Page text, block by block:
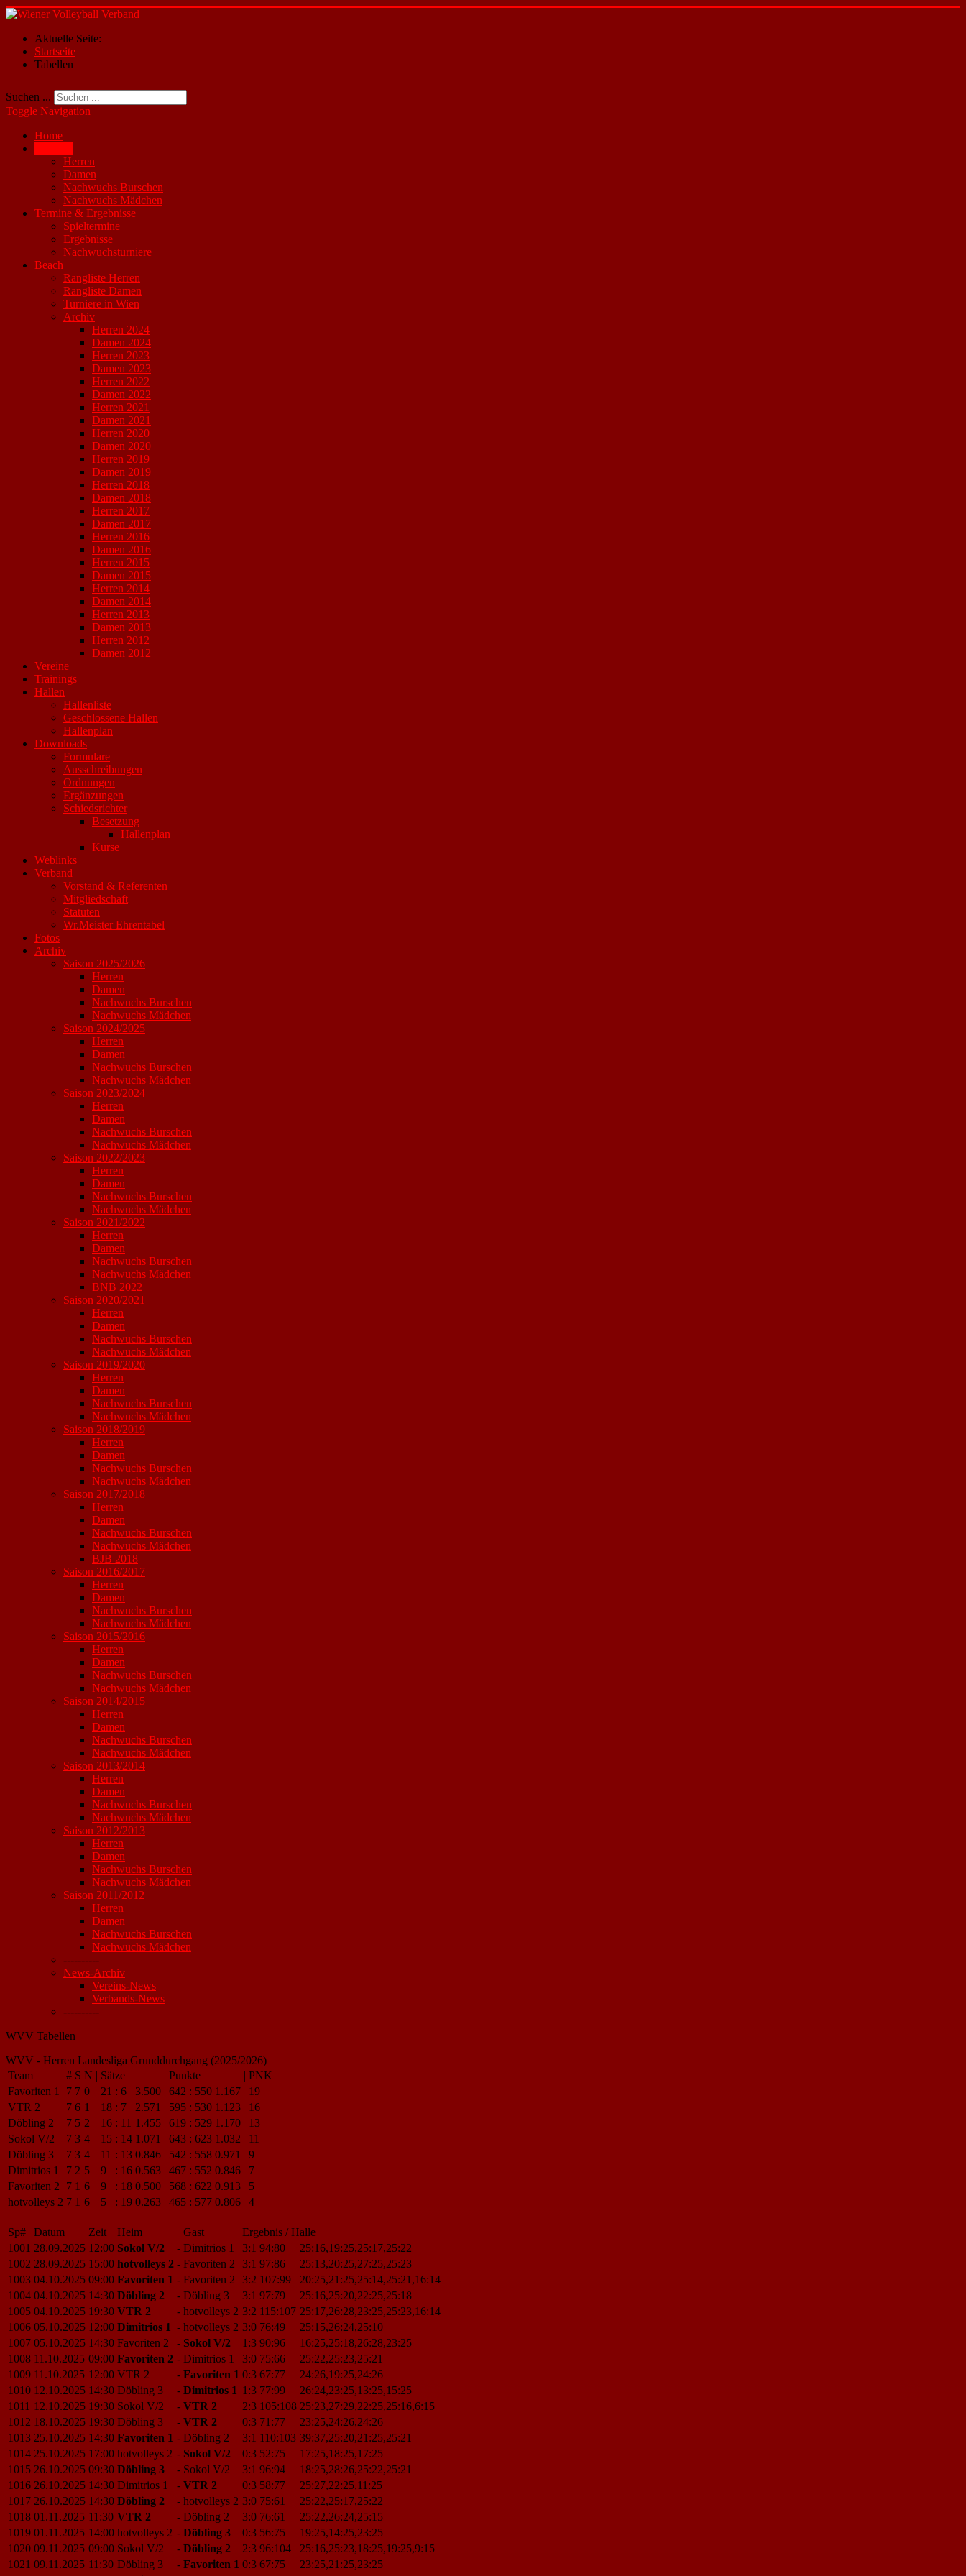
Aktuelle Seite:
Startseite
Tabellen
Suchen ...
Toggle Navigation
Home
Herren
Damen
Nachwuchs Burschen
Nachwuchs Mädchen
Termine & Ergebnisse
Spieltermine
Ergebnisse
Nachwuchsturniere
Beach
Rangliste Herren
Rangliste Damen
Turniere in Wien
Archiv
Herren 2024
Damen 2024
Herren 2023
Damen 2023
Herren 2022
Damen 2022
Herren 2021
Damen 2021
Herren 2020
Damen 2020
Herren 2019
Damen 2019
Herren 2018
Damen 2018
Herren 2017
Damen 2017
Herren 2016
Damen 2016
Herren 2015
Damen 2015
Herren 2014
Damen 2014
Herren 2013
Damen 2013
Herren 2012
Damen 2012
Vereine
Trainings
Hallen
Hallenliste
Geschlossene Hallen
Hallenplan
Downloads
Formulare
Ausschreibungen
Ordnungen
Ergänzungen
Schiedsrichter
Besetzung
Hallenplan
Kurse
Weblinks
Verband
Vorstand & Referenten
Mitgliedschaft
Statuten
Wr.Meister Ehrentabel
Fotos
Archiv
Saison 2025/2026
Herren
Damen
Nachwuchs Burschen
Nachwuchs Mädchen
Saison 2024/2025
Herren
Damen
Nachwuchs Burschen
Nachwuchs Mädchen
Saison 2023/2024
Herren
Damen
Nachwuchs Burschen
Nachwuchs Mädchen
Saison 2022/2023
Herren
Damen
Nachwuchs Burschen
Nachwuchs Mädchen
Saison 2021/2022
Herren
Damen
Nachwuchs Burschen
Nachwuchs Mädchen
BNB 2022
Saison 2020/2021
Herren
Damen
Nachwuchs Burschen
Nachwuchs Mädchen
Saison 2019/2020
Herren
Damen
Nachwuchs Burschen
Nachwuchs Mädchen
Saison 2018/2019
Herren
Damen
Nachwuchs Burschen
Nachwuchs Mädchen
Saison 2017/2018
Herren
Damen
Nachwuchs Burschen
Nachwuchs Mädchen
BJB 2018
Saison 2016/2017
Herren
Damen
Nachwuchs Burschen
Nachwuchs Mädchen
Saison 2015/2016
Herren
Damen
Nachwuchs Burschen
Nachwuchs Mädchen
Saison 2014/2015
Herren
Damen
Nachwuchs Burschen
Nachwuchs Mädchen
Saison 2013/2014
Herren
Damen
Nachwuchs Burschen
Nachwuchs Mädchen
Saison 2012/2013
Herren
Damen
Nachwuchs Burschen
Nachwuchs Mädchen
Saison 2011/2012
Herren
Damen
Nachwuchs Burschen
Nachwuchs Mädchen
----------
News-Archiv
Vereins-News
Verbands-News
----------
WVV Tabellen
WVV - Herren Landesliga Grunddurchgang (2025/2026)
Team
# S N | Sätze | Punkte | PNK
Favoriten 1
7 7 0 21 : 6 3.500 642 : 550 1.167
19
VTR 2
7 6 1 18 : 7 2.571 595 : 530 1.123
16
Döbling 2
7 5 2 16 : 11 1.455 619 : 529 1.170
13
Sokol V/2
7 3 4 15 : 14 1.071 643 : 623 1.032
11
Döbling 3
7 3 4 11 : 13 0.846 542 : 558 0.971
9
Dimitrios 1
7 2 5 9 : 16 0.563 467 : 552 0.846
7
Favoriten 2
7 1 6 9 : 18 0.500 568 : 622 0.913
5
hotvolleys 2 7 1 6 5 : 19 0.263 465 : 577 0.806 4
Sp# Datum Zeit Heim Gast
Ergebnis / Halle
1001 28.09.2025 12:00 Sokol V/2 - Dimitrios 1 3:1 94:80
25:16,19:25,25:17,25:22
1002 28.09.2025 15:00 hotvolleys 2 - Favoriten 2 3:1 97:86
25:13,20:25,27:25,25:23
1003 04.10.2025 09:00 Favoriten 1 - Favoriten 2 3:2 107:99
20:25,21:25,25:14,25:21,16:14
1004 04.10.2025 14:30 Döbling 2 - Döbling 3 3:1 97:79
25:16,25:20,22:25,25:18
1005 04.10.2025 19:30 VTR 2 - hotvolleys 2 3:2 115:107 25:17,26:28,23:25,25:23,16:14
1006 05.10.2025 12:00 Dimitrios 1 - hotvolleys 2 3:0 76:49
25:15,26:24,25:10
1007 05.10.2025 14:30 Favoriten 2 - Sokol V/2 1:3 90:96
16:25,25:18,26:28,23:25
1008 11.10.2025 09:00 Favoriten 2 - Dimitrios 1 3:0 75:66
25:22,25:23,25:21
1009 11.10.2025 12:00 VTR 2 - Favoriten 1 0:3 67:77
24:26,19:25,24:26
1010 12.10.2025 14:30 Döbling 3 - Dimitrios 1 1:3 77:99
26:24,23:25,13:25,15:25
1011 12.10.2025 19:30 Sokol V/2 - VTR 2 2:3 105:108 25:23,27:29,22:25,25:16,6:15
1012 18.10.2025 19:30 Döbling 3 - VTR 2 0:3 71:77
23:25,24:26,24:26
1013 25.10.2025 14:30 Favoriten 1 - Döbling 2 3:1 110:103 39:37,25:20,21:25,25:21
1014 25.10.2025 17:00 hotvolleys 2 - Sokol V/2 0:3 52:75
17:25,18:25,17:25
1015 26.10.2025 09:30 Döbling 3 - Sokol V/2 3:1 96:94
18:25,28:26,25:22,25:21
1016 26.10.2025 14:30 Dimitrios 1 - VTR 2 0:3 58:77
25:27,22:25,11:25
1017 26.10.2025 14:30 Döbling 2 - hotvolleys 2 3:0 75:61
25:22,25:17,25:22
1018 01.11.2025 11:30 VTR 2 - Döbling 2 3:0 76:61
25:22,26:24,25:15
1019 01.11.2025 14:00 hotvolleys 2 - Döbling 3 0:3 56:75
19:25,14:25,23:25
1020 09.11.2025 09:00 Sokol V/2 - Döbling 2 2:3 96:104
25:16,25:23,18:25,19:25,9:15
1021 09.11.2025 11:30 Döbling 3 - Favoriten 1 0:3 67:75
23:25,21:25,23:25